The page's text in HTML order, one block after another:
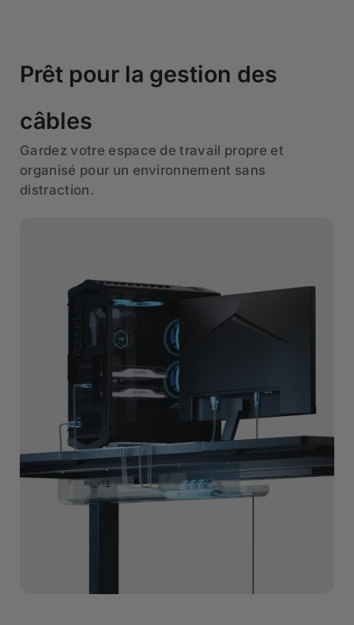
Prêt pour la gestion des
câbles
Gardez votre espace de travail propre et
organisé pour un environnement sans
distraction.